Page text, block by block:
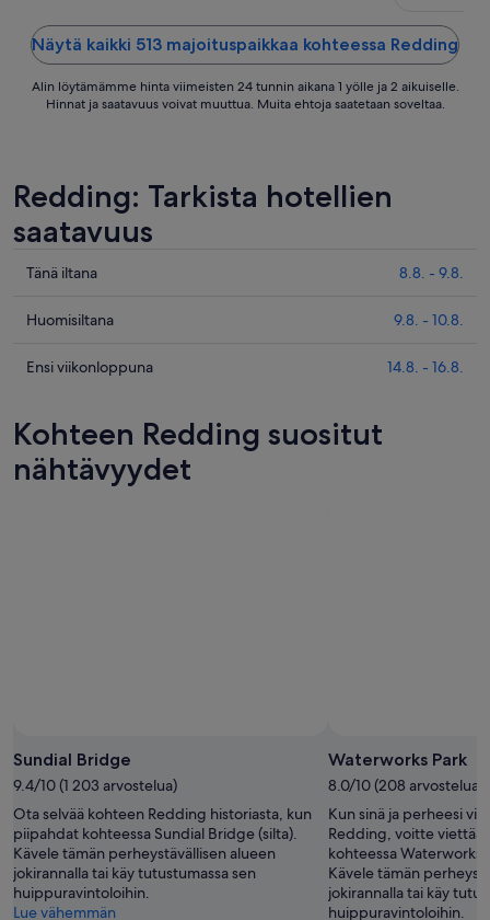
lobby as
Näytä kaikki 513 majoituspaikkaa kohteessa Redding
Alin löytämämme hinta viimeisten 24 tunnin aikana 1 yölle ja 2 aikuiselle.
Hinnat ja saatavuus voivat muuttua. Muita ehtoja saatetaan soveltaa.
Redding: Tarkista hotellien
saatavuus
Tarkista
Redding
täksi
8.8.
9.8.
Tänä iltana 8.8. - 9.8.
Tarkista
Redding
eli
9.8.
-
Huomisiltana 9.8. - 10.8.
Tarkista
hinnat
ensi
viikonlopuksi
Ensi viikonloppuna 14.8. - 16.8.
Kohteen Redding suositut
nähtävyydet
Sundial Bridge
9.4/10 (1 203 arvostelua)
Ota selvää kohteen Redding historiasta, kun
piipahdat kohteessa Sundial Bridge (silta).
Kävele tämän perheystävällisen alueen
jokirannalla tai käy tutustumassa sen
huippuravintoloihin.
Lue vähemmän
Waterworks Park
8.0/10 (208 arvostelua)
Kun sinä ja perheesi
Redding, voitte viettää
kohteessa Waterworks
Kävele tämän
jokirannalla tai käy
huippuravintoloihin.